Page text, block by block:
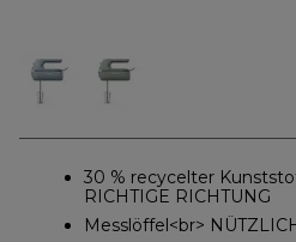
30 % recycelter
RICHTIGE RICHTUNG
Messlöffel<br>